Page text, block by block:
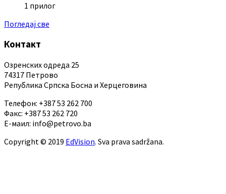
1 прилог
Погледај све
Контакт
Озренских одреда 25
74317 Петрово
Република Српска Босна и Херцеговина
Телефон: +387 53 262 700
Факс: +387 53 262 720
Е-маил: info@petrovo.ba
Copyright © 2019 EdVision. Sva prava sadržana.